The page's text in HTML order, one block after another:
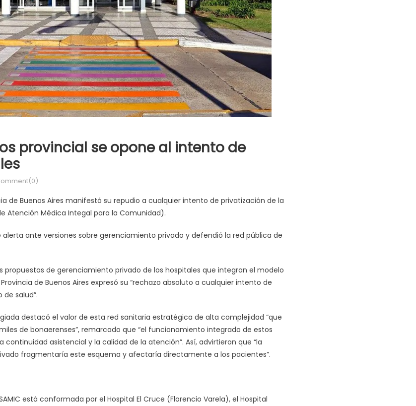
provincial se opone al intento de
de Buenos Aires manifestó su repudio a cualquier intento de privatización de la
Atención Médica Integal para la Comunidad).
ante versiones sobre gerenciamiento privado y defendió la red pública de
propuestas de gerenciamiento privado de los hospitales que integran el modelo
de Buenos Aires expresó su “rechazo absoluto a cualquier intento de
salud”.
destacó el valor de esta red sanitaria estratégica de alta complejidad “que
de bonaerenses”, remarcado que “el funcionamiento integrado de estos
continuidad asistencial y la calidad de la atención”. Así, advirtieron que “la
fragmentaría este esquema y afectaría directamente a los pacientes”.
está conformada por el Hospital El Cruce (Florencio Varela), el Hospital